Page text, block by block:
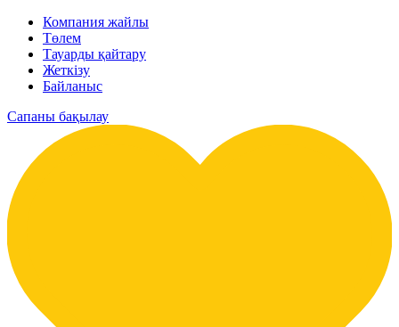
Компания жайлы
Төлем
Тауарды қайтару
Жеткізу
Байланыс
Сапаны бақылау